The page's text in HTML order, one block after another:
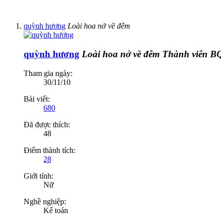
quỳnh hương Loài hoa nở về đêm
quỳnh hương Loài hoa nở về đêm Thành viên
Tham gia ngày:
30/11/10
Bài viết:
680
Đã được thích:
48
Điểm thành tích:
28
Giới tính:
Nữ
Nghề nghiệp:
Kế toán